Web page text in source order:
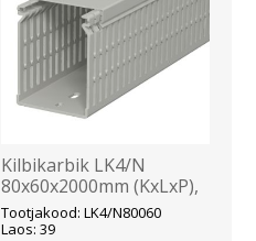
Kilbikarbik LK4/N
80x60x2000mm (KxLxP),
hall, OBO
Tootjakood: LK4/N80060
Laos: 39